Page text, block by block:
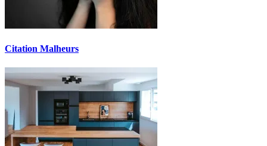
Citation Malheurs